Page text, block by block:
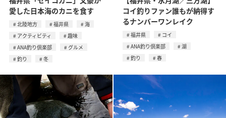
愛した日本海のカニを食す
北陸地方 福井県
海
アクティビティ
趣味
ANA釣り倶楽部
グルメ
釣り
冬
コイ釣りファン誰もが納得す
るナンバーワンレイク
福井県
コイ
ANA釣り倶楽部
湖
釣り
春